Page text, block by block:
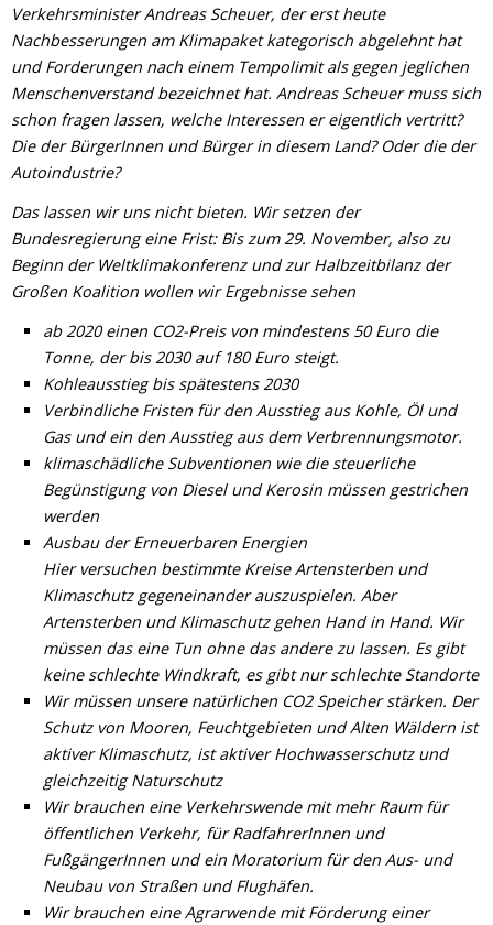
Verkehrsminister Andreas Scheuer, der erst heute
Nachbesserungen am Klimapaket kategorisch abgelehnt hat
und Forderungen nach einem Tempolimit als gegen jeglichen
Menschenverstand bezeichnet hat. Andreas Scheuer muss sich
schon fragen lassen, welche Interessen er eigentlich vertritt?
Die der BürgerInnen und Bürger in diesem Land? Oder die der
Autoindustrie?
Das lassen wir uns nicht bieten. Wir setzen der
Bundesregierung eine Frist: Bis zum 29. November, also zu
Beginn der Weltklimakonferenz und zur Halbzeitbilanz der
Großen Koalition wollen wir Ergebnisse sehen
ab 2020 einen CO2-Preis von mindestens 50 Euro die
Tonne, der bis 2030 auf 180 Euro steigt.
Kohleausstieg bis spätestens 2030
Verbindliche Fristen für den Ausstieg aus Kohle, Öl und
Gas und ein den Ausstieg aus dem Verbrennungsmotor.
klimaschädliche Subventionen wie die steuerliche
Begünstigung von Diesel und Kerosin müssen gestrichen
werden
Ausbau der Erneuerbaren Energien
Hier versuchen bestimmte Kreise Artensterben und
Klimaschutz gegeneinander auszuspielen. Aber
Artensterben und Klimaschutz gehen Hand in Hand. Wir
müssen das eine Tun ohne das andere zu lassen. Es gibt
keine schlechte Windkraft, es gibt nur schlechte Standorte
Wir müssen unsere natürlichen CO2 Speicher stärken. Der
Schutz von Mooren, Feuchtgebieten und Alten Wäldern ist
aktiver Klimaschutz, ist aktiver Hochwasserschutz und
gleichzeitig Naturschutz
Wir brauchen eine Verkehrswende mit mehr Raum für
öffentlichen Verkehr, für RadfahrerInnen und
FußgängerInnen und ein Moratorium für den Aus- und
Neubau von Straßen und Flughäfen.
Wir brauchen eine Agrarwende mit Förderung einer